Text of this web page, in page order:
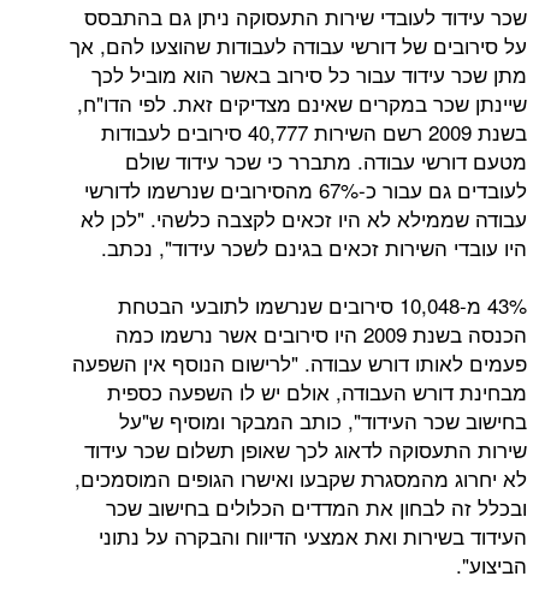
לעובדי שירות התעסוקה ניתן גם בהתבסס
של דורשי עבודה לעבודות שהוצעו להם, אך
עבור כל סירוב באשר הוא מוביל לכך
במקרים שאינם מצדיקים זאת. לפי הדו"ח,
בשנת 2009 רשם השירות 40,777 סירובים לעבודות
עבודה. מתברר כי שכר עידוד שולם
לעובדים גם עבור כ-67% מהסירובים שנרשמו לדורשי
לא היו זכאים לקצבה כלשהי. "לכן לא
זכאים בגינם לשכר עידוד", נכתב.
43% מ-10,048 סירובים שנרשמו לתובעי הבטחת
הכנסה בשנת 2009 היו סירובים אשר נרשמו כמה
דורש עבודה. "לרישום הנוסף אין השפעה
העבודה, אולם יש לו השפעה כספית
העידוד", כותב המבקר ומוסיף ש"על
לדאוג לכך שאופן תשלום שכר עידוד
שקבעו ואישרו הגופים המוסמכים,
את המדדים הכלולים בחישוב שכר
ואת אמצעי הדיווח והבקרה על נתוני